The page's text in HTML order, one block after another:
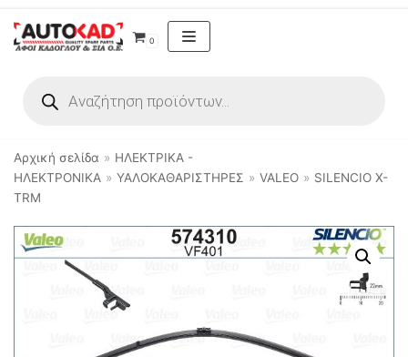
Μεταπηδήστε
στο
0
Αρχική σελίδα » ΗΛΕΚΤΡΙΚΑ -
ΗΛΕΚΤΡΟΝΙΚΑ » ΥΑΛΟΚΑΘΑΡΙΣΤΗΡΕΣ » VALEO » SILENCIO X-
TRM